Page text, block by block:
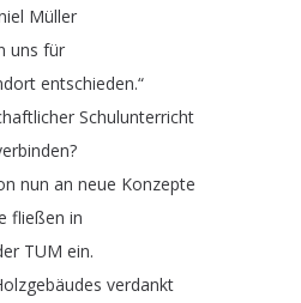
Müller
uns für
entschieden.“
Schulunterricht
?
nun an neue Konzepte
fließen in
TUM ein.
verdankt